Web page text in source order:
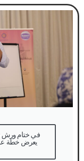
في ختام ورش
يعرض خطة